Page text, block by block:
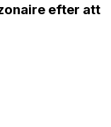
efter att